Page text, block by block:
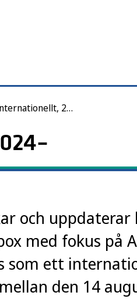
Mpox internationellt, 2024–
och uppdaterar
med fokus på
som ett
den 14